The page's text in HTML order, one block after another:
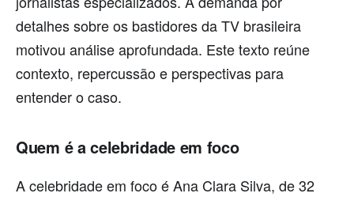
detalhes sobre os bastidores da TV brasileira
motivou análise aprofundada. Este texto reúne
contexto, repercussão e perspectivas para
entender o caso.
Quem é a celebridade em foco
A celebridade em foco é Ana Clara Silva, de 32